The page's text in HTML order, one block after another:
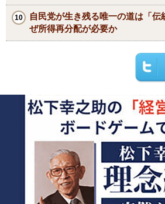
自民党が生き残る唯一の道は「
ぜ所得再分配が必要か